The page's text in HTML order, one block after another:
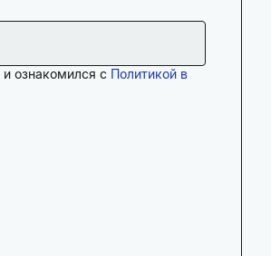
и ознакомился с Политикой в